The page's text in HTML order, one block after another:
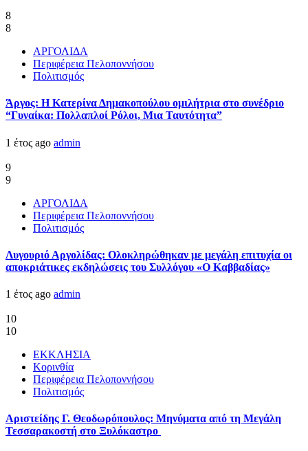
8
8
ΑΡΓΟΛΙΔΑ
Περιφέρεια Πελοποννήσου
Πολιτισμός
Άργος: Η Κατερίνα Δημακοπούλου ομιλήτρια στο συνέδριο
“Γυναίκα: Πολλαπλοί Ρόλοι, Μια Ταυτότητα”
1 έτος ago admin
9
9
ΑΡΓΟΛΙΔΑ
Περιφέρεια Πελοποννήσου
Πολιτισμός
Λυγουριό Αργολίδας: Ολοκληρώθηκαν με μεγάλη επιτυχία οι
αποκριάτικες εκδηλώσεις του Συλλόγου «Ο Καββαδίας»
1 έτος ago admin
10
10
ΕΚΚΛΗΣΙΑ
Κορινθία
Περιφέρεια Πελοποννήσου
Πολιτισμός
Αριστείδης Γ. Θεοδωρόπουλος: Μηνύματα από τη Μεγάλη
Τεσσαρακοστή στο Ξυλόκαστρο